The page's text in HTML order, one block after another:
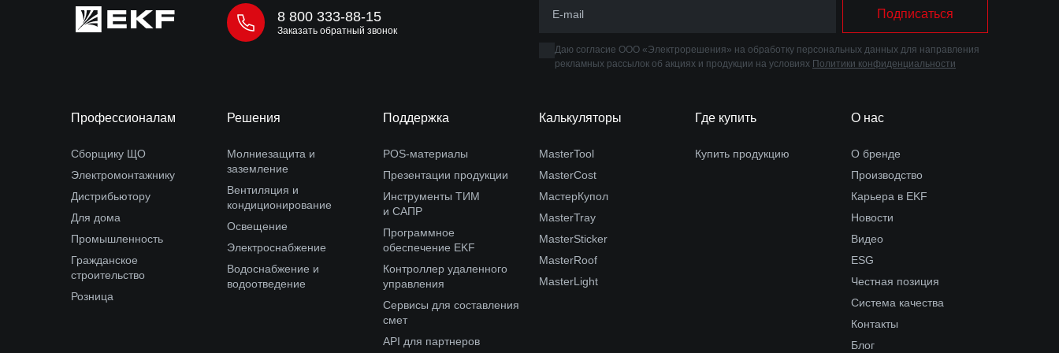
8 800 333-88-15
Заказать обратный звонок
Подписаться
Даю согласие ООО «Электрорешения» на обработку персональных данных для направления
рекламных рассылок об акциях и продукции на условиях Политики конфиденциальности
Профессионалам
Сборщику ЩО
Электромонтажнику
Дистрибьютору
Для дома
Промышленность
Гражданское
строительство
Розница
Решения
Молниезащита и
заземление
Вентиляция и
кондиционирование
Освещение
Электроснабжение
Водоснабжение и
водоотведение
Поддержка
POS-материалы
Презентации продукции
Инструменты ТИМ
и САПР
Программное
обеспечение EKF
Контроллер удаленного
управления
Сервисы для составления
смет
API для партнеров
Калькуляторы
MasterTool
MasterCost
МастерКупол
MasterTray
MasterSticker
MasterRoof
MasterLight
Где купить
Купить продукцию
О нас
О бренде
Производство
Карьера в EKF
Новости
Видео
ESG
Честная позиция
Система качества
Контакты
Блог